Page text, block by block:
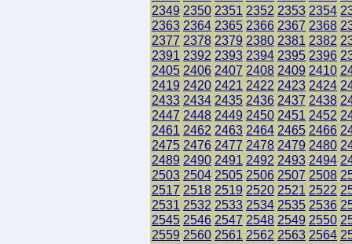
2349 2350 2351 2352 2353 2354
2363 2364 2365 2366 2367 2368
2377 2378 2379 2380 2381 2382
2391 2392 2393 2394 2395 2396
2405 2406 2407 2408 2409 2410
2419 2420 2421 2422 2423 2424
2433 2434 2435 2436 2437 2438
2447 2448 2449 2450 2451 2452
2461 2462 2463 2464 2465 2466
2475 2476 2477 2478 2479 2480
2489 2490 2491 2492 2493 2494
2503 2504 2505 2506 2507 2508
2517 2518 2519 2520 2521 2522
2531 2532 2533 2534 2535 2536
2545 2546 2547 2548 2549 2550
2559 2560 2561 2562 2563 2564